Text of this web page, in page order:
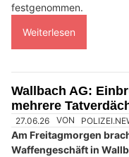
festgenommen.
Weiterlesen
Wallbach AG:
mehrere
27.06.26 VON
Am Freitagmorgen
Waffengeschäft in